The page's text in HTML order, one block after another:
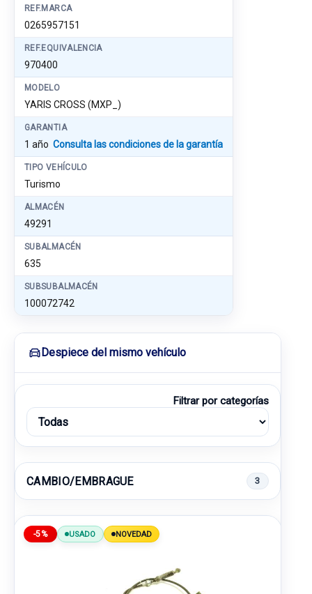
REF.MARCA
0265957151
REF.EQUIVALENCIA
970400
MODELO
YARIS CROSS (MXP_)
GARANTIA
1 año Consulta las condiciones de la garantía
TIPO VEHÍCULO
Turismo
ALMACÉN
49291
SUBALMACÉN
635
SUBSUBALMACÉN
100072742
Despiece del mismo vehículo
Filtrar por categorías
CAMBIO/EMBRAGUE 3
-5% USADO NOVEDAD